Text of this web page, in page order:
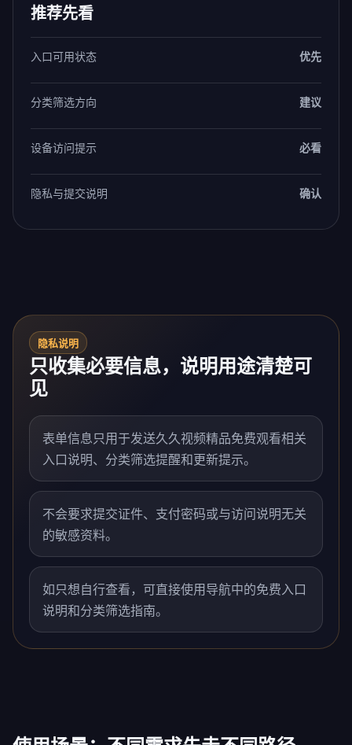
推荐先看
入口可用状态 优先
分类筛选方向 建议
设备访问提示 必看
隐私与提交说明 确认
隐私说明
只收集必要信息，说明用途清楚可
见
表单信息只用于发送久久视频精品免费观看相关
入口说明、分类筛选提醒和更新提示。
不会要求提交证件、支付密码或与访问说明无关
的敏感资料。
如只想自行查看，可直接使用导航中的免费入口
说明和分类筛选指南。